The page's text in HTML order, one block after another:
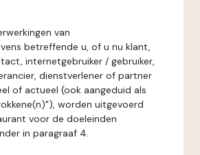
van
betreffende u, of u nu klant,
internetgebruiker / gebruiker,
dienstverlener of partner
of actueel (ook aangeduid als
worden uitgevoerd
voor de doeleinden
in paragraaf 4.